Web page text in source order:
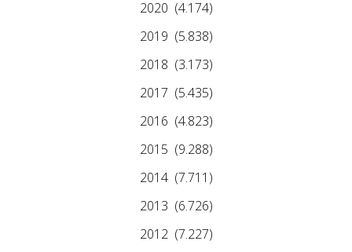
2020 (4.174)
2019 (5.838)
2018 (3.173)
2017 (5.435)
2016 (4.823)
2015 (9.288)
2014 (7.711)
2013 (6.726)
2012 (7.227)